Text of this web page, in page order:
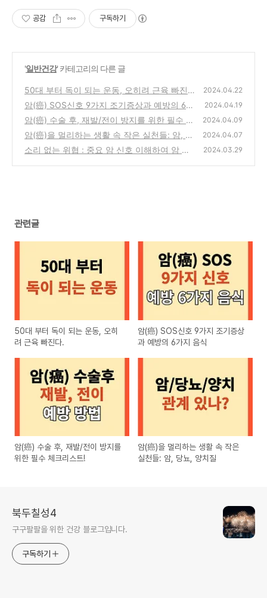
공감 구독하기
'일반건강' 카테고리의 다른 글
50대 부터 독이 되는 운동, 오히려 근육 빠진
다.
(0)
2024.04.22
암(癌) SOS신호 9가지 조기증상과 예방의 6가
지 음식
(0)
2024.04.19
암(癌) 수술 후, 재발/전이 방지를 위한 필수 체
크리스트!
(0)
2024.04.09
암(癌)을 멀리하는 생활 속 작은 실천들: 암, 당
뇨, 양치질
(0)
2024.04.07
소리 없는 위협 : 중요 암 신호 이해하여 암 예
2024.03.29
관련글
50대 부터 독이 되는 운동, 오히
려 근육 빠진다.
암(癌) SOS신호 9가지 조기증상
과 예방의 6가지 음식
암(癌) 수술 후, 재발/전이 방지를
위한 필수 체크리스트!
암(癌)을 멀리하는 생활 속 작은
실천들: 암, 당뇨, 양치질
북두칠성4
구구팔팔을 위한 건강 블로그입니다.
구독하기